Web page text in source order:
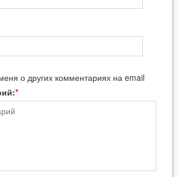
о других комментариях на email